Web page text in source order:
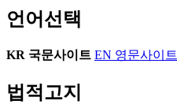
언어선택
KR 국문사이트 EN 영문사이트
법적고지